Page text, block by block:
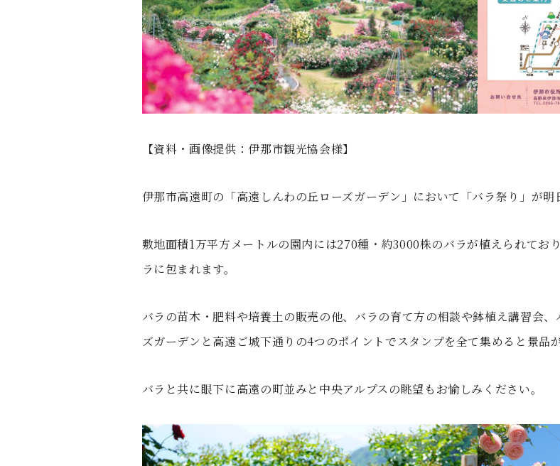
【資料・画像提供：伊那市観光協会様】
伊那市高遠町の「高遠しんわの丘ローズガーデン」において「バラ祭り」が明
敷地面積1万平方メートルの園内には270種・約3000株のバラが植えられてお
ラに包まれます。
バラの苗木・肥料や培養土の販売の他、バラの育て方の相談や鉢植え講習会
ズガーデンと高遠ご城下通りの4つのポイントでスタンプを全て集めると景品
バラと共に眼下に高遠の町並みと中央アルプスの眺望もお愉しみください。